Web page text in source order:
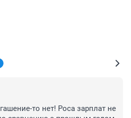
то нет! Роса зарплат не